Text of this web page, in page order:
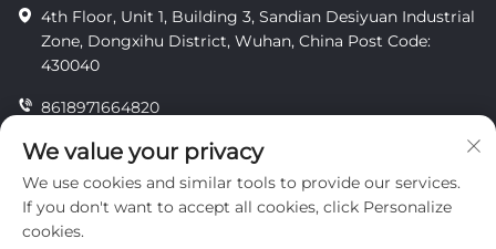
4th Floor, Unit 1, Building 3, Sandian Desiyuan Industrial
Zone, Dongxihu District, Wuhan, China Post Code:
430040
8618971664820
8618971664820
[email protected]
We value your privacy
We use cookies and similar tools to provide our services.
If you don't want to accept all cookies, click Personalize
cookies.